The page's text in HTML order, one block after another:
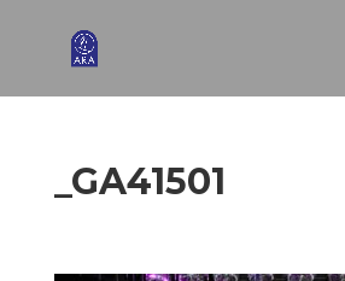
_GA41501